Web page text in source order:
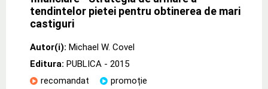
tendintelor pietei pentru obtinerea de mari
castiguri
Autor(i): Michael W. Covel
Editura: PUBLICA - 2015
recomandat
promoție